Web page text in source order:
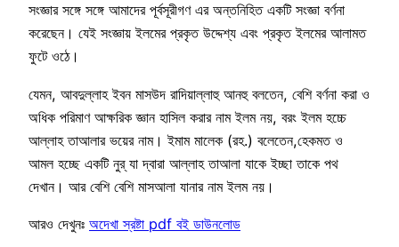
সংজ্ঞার সঙ্গে সঙ্গে আমাদের পূর্বসূরীগণ এর অন্তনিহিত একটি সংজ্ঞা বর্ণনা
করেছেন। যেই সংজ্ঞায় ইলমের প্রকৃত উদ্দেশ্য এবং প্রকৃত ইলমের আলামত
ফুটে ওঠে।
যেমন, আবদুল্লাহ ইবন মাসউদ রাদিয়াল্লাহু আনহু বলতেন, বেশি বর্ণনা করা ও
অধিক পরিমাণ আক্ষরিক জ্ঞান হাসিল করার নাম ইলম নয়, বরং ইলম হচ্চে
আল্লাহ তাআলার ভয়ের নাম। ইমাম মালেক (রহ.) বলেতেন,হেকমত ও
আমল হচ্ছে একটি নুর্ যা দ্বারা আল্লাহ তাআলা যাকে ইচ্ছা তাকে পথ
দেখান। আর বেশি বেশি মাসআলা যানার নাম ইলম নয়।
আরও দেখুনঃ অদেখা স্রষ্টা pdf বই ডাউনলোড